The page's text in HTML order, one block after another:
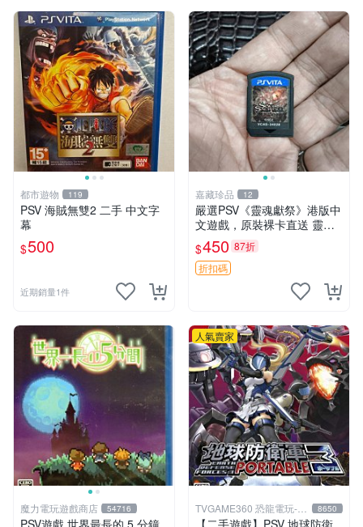
都市遊物 119
PSV 海賊無雙2 二手 中文字
幕
$500
近期銷量1件
嘉藏珍品 12
嚴選PSV《靈魂獻祭》港版中
文遊戲，原裝裸卡直送 靈魂
獻祭 PSV 游戲 卡帶
$450 87折
折扣碼
魔力電玩遊戲商店 54716
人氣賣家
TVGAME360 恐龍電玩-台
中店
8650